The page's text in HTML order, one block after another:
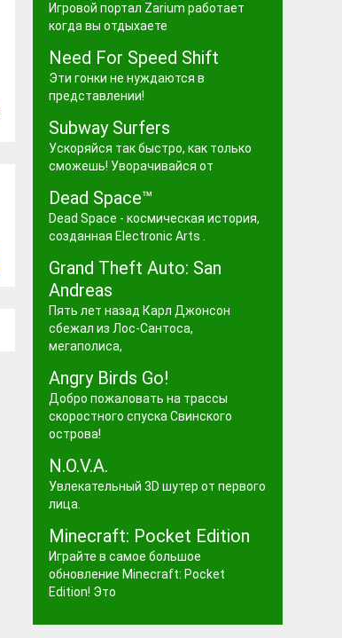
Игровой портал Zarium работает
когда вы отдыхаете
Need For Speed Shift
Эти гонки не нуждаются в
представлении!
Subway Surfers
Ускоряйся так быстро, как только
сможешь! Уворачивайся от
Dead Space™
Dead Space - космическая история,
созданная Electronic Arts .
Grand Theft Auto: San
Andreas
Пять лет назад Карл Джонсон
сбежал из Лос-Сантоса,
мегаполиса,
Angry Birds Go!
Добро пожаловать на трассы
скоростного спуска Свинского
острова!
N.O.V.A.
Увлекательный 3D шутер от первого
лица.
Minecraft: Pocket Edition
Играйте в самое большое
обновление Minecraft: Pocket
Edition! Это